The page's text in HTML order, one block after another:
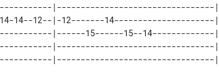
|---------------------------------|
14--12--|-12-------14---------------------|
|------15------15--14-------------|
|---------------------------------|